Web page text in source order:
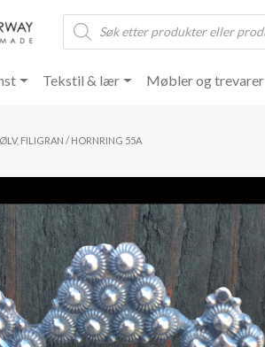
Products
search
Tekstil & lær Møbler og trevarer
FILIGRAN / HORNRING 55A